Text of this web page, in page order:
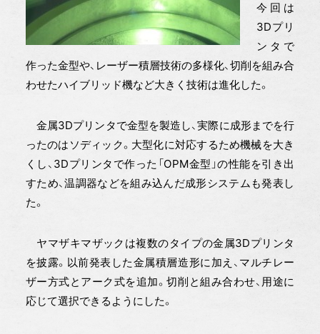
今回は
3Dプリ
ンタで
作った金型や、レーザー積層技術の多様化、切削を組み合
わせたハイブリッド機など大きく技術は進化した。
金属3Dプリンタで金型を製造し、実際に成形までを行
ったのはソディック。大型化に対応するため機械を大き
くし、3Dプリンタで作った「OPM金型」の性能を引き出
すため、温調器などを組み込んだ成形システムも発表し
た。
ヤマザキマザックは複数のタイプの金属3Dプリンタ
を披露。以前発表した金属積層造形に加え、マルチレー
ザー方式とアーク式を追加。切削と組み合わせ、用途に
応じて選択できるようにした。